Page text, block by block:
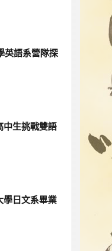
語系營隊探
生挑戰雙語
學日文系畢業